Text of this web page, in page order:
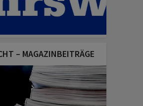
– MAGAZINBEITRÄGE